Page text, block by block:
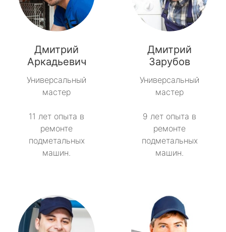
метро Пражская
метро Павелецкая
метро Пятницкое шоссе
метро Сокольники
метро Профсоюзная
метро Савеловская
метро Семеновская
Дмитрий
Аркадьевич
Универсальный
мастер
11 лет опыта в
ремонте
подметальных
машин.
Дмитрий
Зарубов
Универсальный
мастер
9 лет опыта в
ремонте
подметальных
машин.